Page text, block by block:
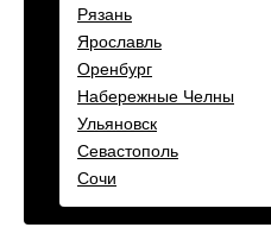
Рязань
Ярославль
Оренбург
Набережные Челны
Ульяновск
Севастополь
Сочи